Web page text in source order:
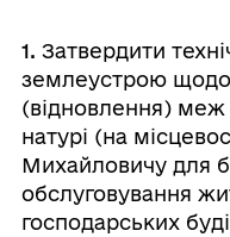
1. Затвердити
землеустрою
(відновлення) меж
натурі (на
Михайловичу для
обслуговування
господарських